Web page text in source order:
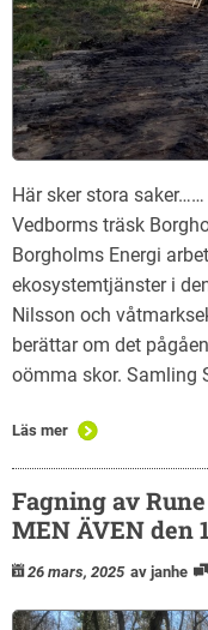
Här sker stora
Vedborms träsk
Borgholms Energi
ekosystemtjänster i
Nilsson och
berättar om det
oömma skor. Samling
Läs mer
Fagning av
MEN ÄVEN den
26 mars, 2025 av janhe